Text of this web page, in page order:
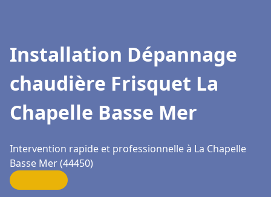
Installation Dépannage
chaudière Frisquet La
Chapelle Basse Mer
Intervention rapide et professionnelle à La Chapelle
Basse Mer (44450)